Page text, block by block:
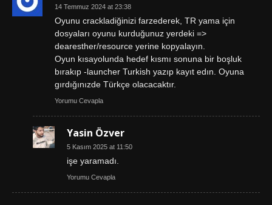
14 Temmuz 2024 at 23:38
Oyunu crackladiğinizi farzederek, TR yama için
dosyaları oyunu kurduğunuz yerdeki =>
dearesther/resource yerine kopyalayın.
Oyun kısayolunda hedef kısmı sonuna bir boşluk
bırakıp -launcher Turkish yazıp kayıt edın. Oyuna
gırdığınızde Türkçe olacacaktır.
Yorumu Cevapla
Yasin Özver
5 Kasım 2025 at 11:50
işe yaramadı.
Yorumu Cevapla